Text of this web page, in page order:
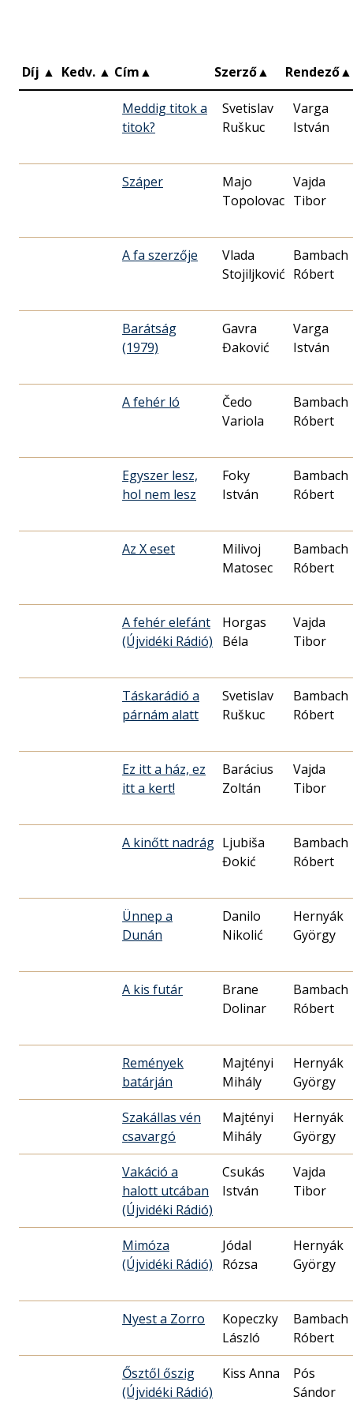
Díj ▲ Kedv. ▲ Cím▲ Szerző▲ Rendező▲
Meddig titok a
titok?
Svetislav
Ruškuc
Varga
István
Száper
Majo
Topolovac
Vajda
Tibor
A fa szerzője
Vlada
Stojiljković
Bambach
Róbert
Barátság
(1979)
Gavra
Đaković
Varga
István
A fehér ló
Čedo
Variola
Bambach
Róbert
Egyszer lesz,
hol nem lesz
Foky
István
Bambach
Róbert
Az X eset
Milivoj
Matosec
Bambach
Róbert
A fehér elefánt
(Újvidéki Rádió)
Horgas
Béla
Vajda
Tibor
Táskarádió a
párnám alatt
Svetislav
Ruškuc
Bambach
Róbert
Ez itt a ház, ez
itt a kert!
Barácius
Zoltán
Vajda
Tibor
A kinőtt nadrág Ljubiša
Đokić
Bambach
Róbert
Ünnep a
Dunán
Danilo
Nikolić
Hernyák
György
A kis futár
Brane
Dolinar
Bambach
Róbert
Remények
batárján
Majtényi
Mihály
Hernyák
György
Szakállas vén
csavargó
Majtényi
Mihály
Hernyák
György
Vakáció a
halott utcában
(Újvidéki Rádió)
Csukás
István
Vajda
Tibor
Mimóza
(Újvidéki Rádió)
Jódal
Rózsa
Hernyák
György
Nyest a Zorro
Kopeczky
László
Bambach
Róbert
Ősztől őszig
(Újvidéki Rádió)
Kiss Anna
Pós
Sándor